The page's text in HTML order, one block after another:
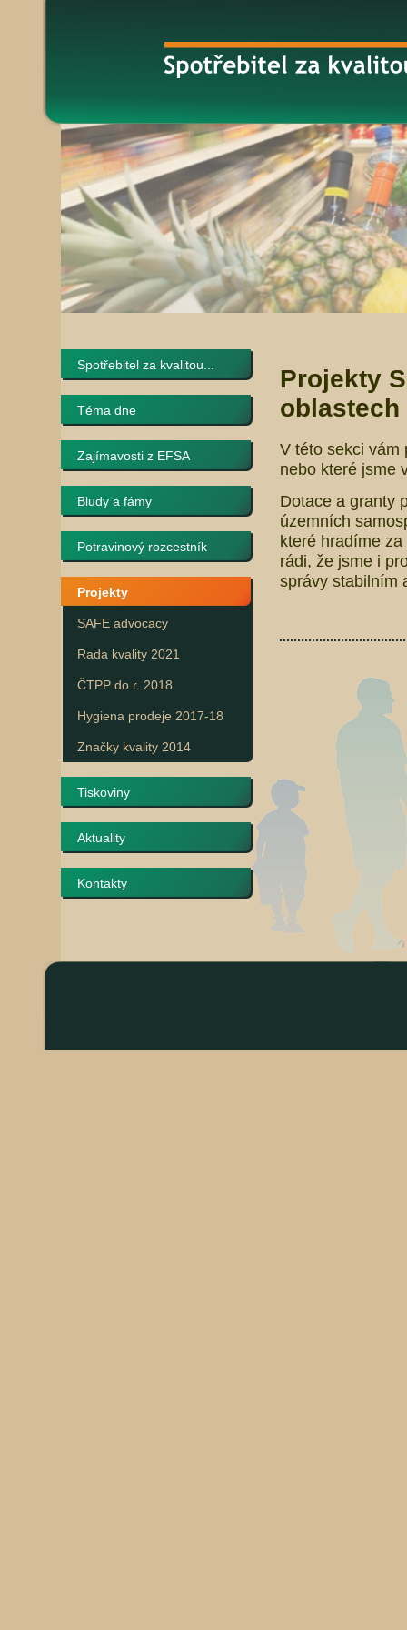
Spotřebitel za kvalitou...
Téma dne
Zajímavosti z EFSA
Bludy a fámy
Potravinový rozcestník
Projekty
SAFE advocacy
Rada kvality 2021
ČTPP do r. 2018
Hygiena prodeje 2017-18
Značky kvality 2014
Tiskoviny
Aktuality
Kontakty
Projekty
V této sekci vám
nebo které jsme
Dotace a granty
územních
které hradíme
rádi, že jsme i
správy stabilním